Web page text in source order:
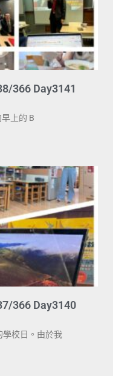
366 Day3141
上的 B
366 Day3140
學校日。由於我